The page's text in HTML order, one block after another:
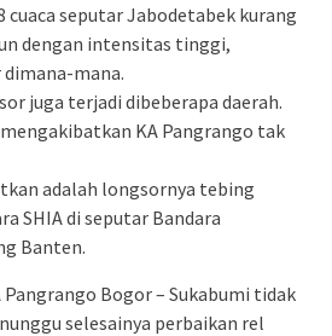
cuaca seputar Jabodetabek kurang
dengan intensitas tinggi,
mana.
juga terjadi dibeberapa daerah.
KA Pangrango tak
adalah longsornya tebing
SHIA di seputar Bandara
Banten.
Pangrango Bogor – Sukabumi tidak
selesainya perbaikan rel